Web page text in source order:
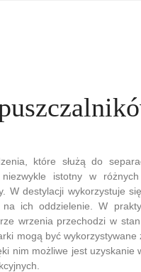
które służą do
istotny w
W destylacji wykorzystuje
ich oddzielenie. W
wrzenia przechodzi w
mogą być
nim możliwe jest uzyskanie